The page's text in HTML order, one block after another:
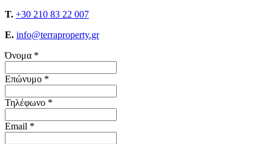
T. +30 210 83 22 007
E. info@terraproperty.gr
Όνομα *
Επώνυμο *
Τηλέφωνο *
Email *